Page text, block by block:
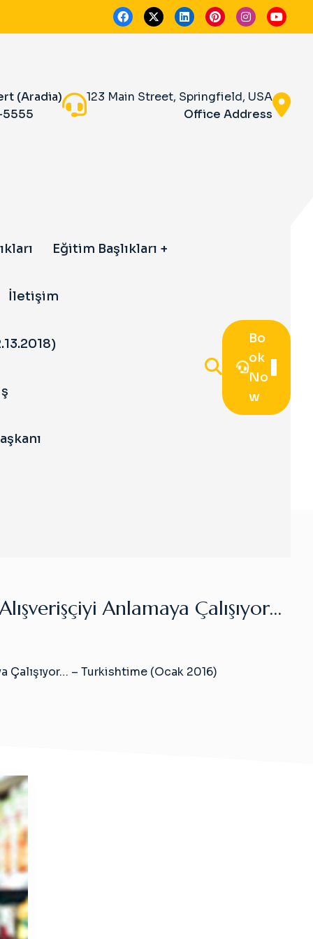
(Aradia)
123 Main Street, Springfield, USA
Office Address
Eğitim Başlıkları
İletişim
Bo
Ok
No
W
Anlamaya Çalışıyor…
Çalışıyor… – Turkishtime (Ocak 2016)